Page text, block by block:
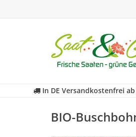
In DE Versandkostenfrei
BIO-